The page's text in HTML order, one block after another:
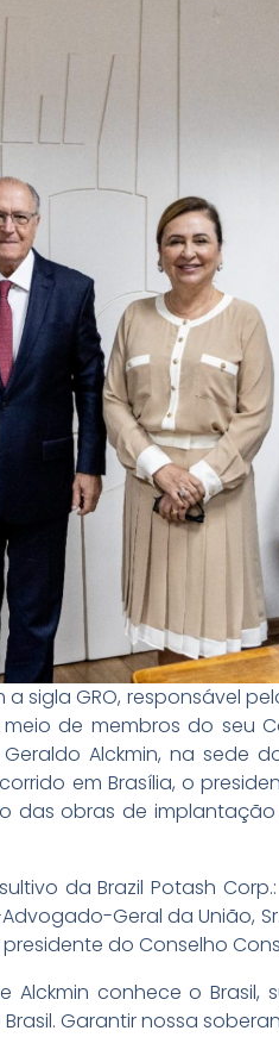
a sigla GRO, responsável
de membros do seu
Alckmin, na sede
em Brasília, o
obras de implantação
da Brazil Potash
Geral da União, Sr.
do Conselho
conhece o Brasil,
Garantir nossa